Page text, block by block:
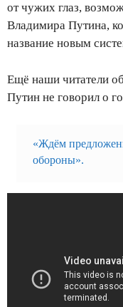
от чужих глаз,
Владимира Путина,
название новым
Ещё наши читатели
Путин не говорил о
«Ждём
обороны».